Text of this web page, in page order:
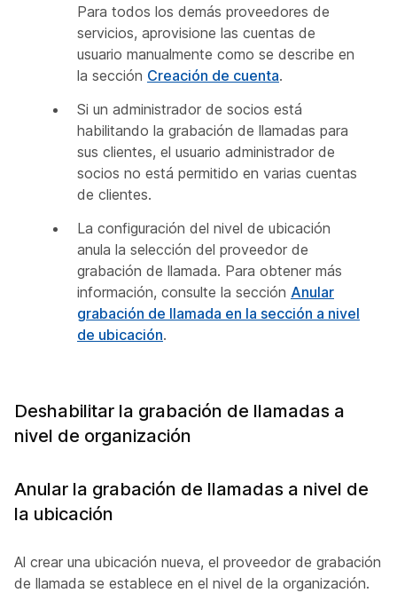
Para todos los demás proveedores de
servicios, aprovisione las cuentas de
usuario manualmente como se describe en
la sección Creación de cuenta.
Si un administrador de socios está
habilitando la grabación de llamadas para
sus clientes, el usuario administrador de
socios no está permitido en varias cuentas
de clientes.
La configuración del nivel de ubicación
anula la selección del proveedor de
grabación de llamada. Para obtener más
información, consulte la sección Anular
grabación de llamada en la sección a nivel
de ubicación.
Deshabilitar la grabación de llamadas a
nivel de organización
Anular la grabación de llamadas a nivel de
la ubicación
Al crear una ubicación nueva, el proveedor de grabación
de llamada se establece en el nivel de la organización.